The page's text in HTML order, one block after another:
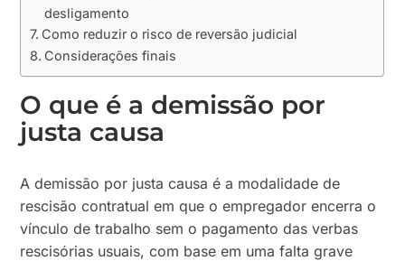
desligamento
Como reduzir o risco de reversão judicial
Considerações finais
O que é a demissão por
justa causa
A demissão por justa causa é a modalidade de
rescisão contratual em que o empregador encerra o
vínculo de trabalho sem o pagamento das verbas
rescisórias usuais, com base em uma falta grave